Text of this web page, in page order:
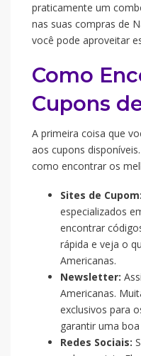
praticamente um
nas suas compras de
você pode aproveitar
Como
Cupons
A primeira coisa que
aos cupons
como encontrar os
Sites de Cupom:
especializados
encontrar
rápida e veja o
Americanas.
Newsletter:
Americanas.
exclusivos para
garantir uma
Redes Sociais: